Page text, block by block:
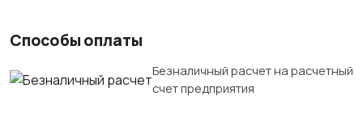
Способы оплаты
Безналичный расчет на расчетный
счет предприятия